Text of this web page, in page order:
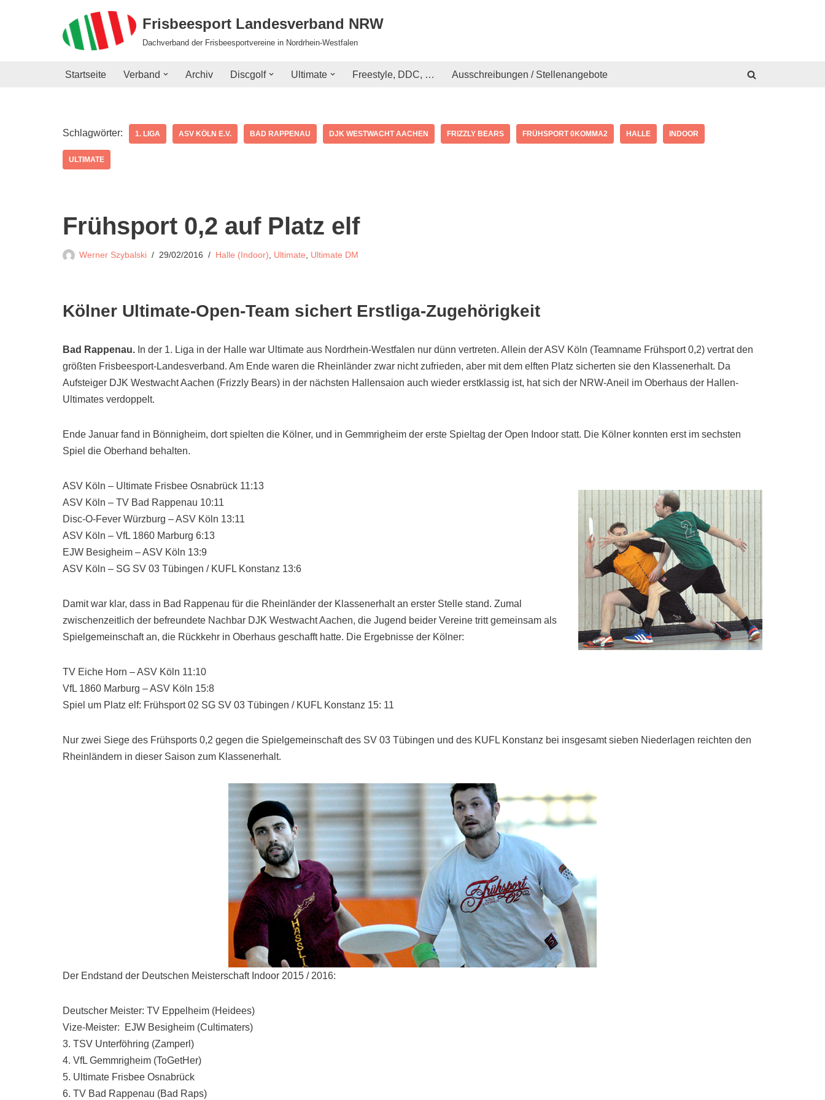
Frisbeesport Landesverband NRW
Dachverband der Frisbeesportvereine in Nordrhein-Westfalen
Startseite Verband Archiv Discgolf Ultimate Freestyle, DDC, … Ausschreibungen / Stellenangebote
Schlagwörter: 1. LIGA ASV KÖLN E.V. BAD RAPPENAU DJK WESTWACHT AACHEN FRIZZLY BEARS FRÜHSPORT 0KOMMA2 HALLE INDOOR
ULTIMATE
Frühsport 0,2 auf Platz elf
Werner Szybalski 29/02/2016 Halle (Indoor), Ultimate, Ultimate DM
Kölner Ultimate-Open-Team sichert Erstliga-Zugehörigkeit
Bad Rappenau. In der 1. Liga in der Halle war Ultimate aus Nordrhein-Westfalen nur dünn vertreten. Allein der ASV Köln (Teamname Frühsport 0,2) vertrat den
größten Frisbeesport-Landesverband. Am Ende waren die Rheinländer zwar nicht zufrieden, aber mit dem elften Platz sicherten sie den Klassenerhalt. Da
Aufsteiger DJK Westwacht Aachen (Frizzly Bears) in der nächsten Hallensaion auch wieder erstklassig ist, hat sich der NRW-Aneil im Oberhaus der Hallen-
Ultimates verdoppelt.
Ende Januar fand in Bönnigheim, dort spielten die Kölner, und in Gemmrigheim der erste Spieltag der Open Indoor statt. Die Kölner konnten erst im sechsten
Spiel die Oberhand behalten.
ASV Köln – Ultimate Frisbee Osnabrück 11:13
ASV Köln – TV Bad Rappenau 10:11
Disc-O-Fever Würzburg – ASV Köln 13:11
ASV Köln – VfL 1860 Marburg 6:13
EJW Besigheim – ASV Köln 13:9
ASV Köln – SG SV 03 Tübingen / KUFL Konstanz 13:6
Damit war klar, dass in Bad Rappenau für die Rheinländer der Klassenerhalt an erster Stelle stand. Zumal
zwischenzeitlich der befreundete Nachbar DJK Westwacht Aachen, die Jugend beider Vereine tritt gemeinsam als
Spielgemeinschaft an, die Rückkehr in Oberhaus geschafft hatte. Die Ergebnisse der Kölner:
TV Eiche Horn – ASV Köln 11:10
VfL 1860 Marburg – ASV Köln 15:8
Spiel um Platz elf: Frühsport 02 SG SV 03 Tübingen / KUFL Konstanz 15: 11
Nur zwei Siege des Frühsports 0,2 gegen die Spielgemeinschaft des SV 03 Tübingen und des KUFL Konstanz bei insgesamt sieben Niederlagen reichten den
Rheinländern in dieser Saison zum Klassenerhalt.
Der Endstand der Deutschen Meisterschaft Indoor 2015 / 2016:
Deutscher Meister: TV Eppelheim (Heidees)
Vize-Meister: EJW Besigheim (Cultimaters)
3. TSV Unterföhring (Zamperl)
4. VfL Gemmrigheim (ToGetHer)
5. Ultimate Frisbee Osnabrück
6. TV Bad Rappenau (Bad Raps)